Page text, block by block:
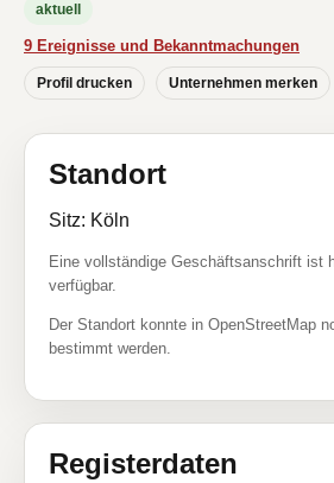
aktuell
9 Ereignisse und Bekanntmachungen
Profil drucken Unternehmen merken
Standort
Sitz: Köln
Eine vollständige Geschäftsanschrift ist
verfügbar.
Der Standort konnte in OpenStreetMap
bestimmt werden.
Registerdaten